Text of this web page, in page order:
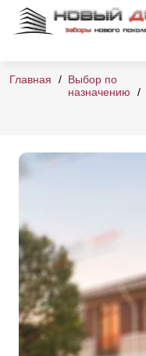
Главная
Выбор по
назначению